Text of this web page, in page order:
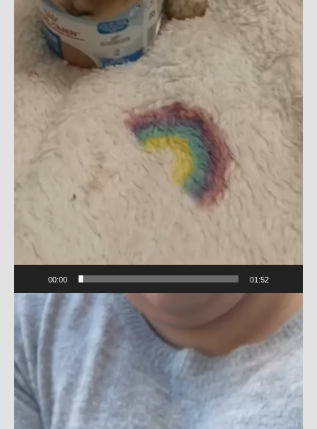
00:00 01:52
Videospeler